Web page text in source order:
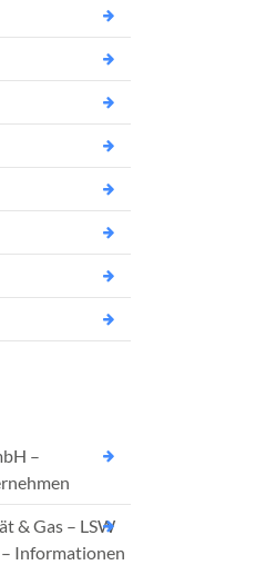
–
& Gas – LSW
– Informationen